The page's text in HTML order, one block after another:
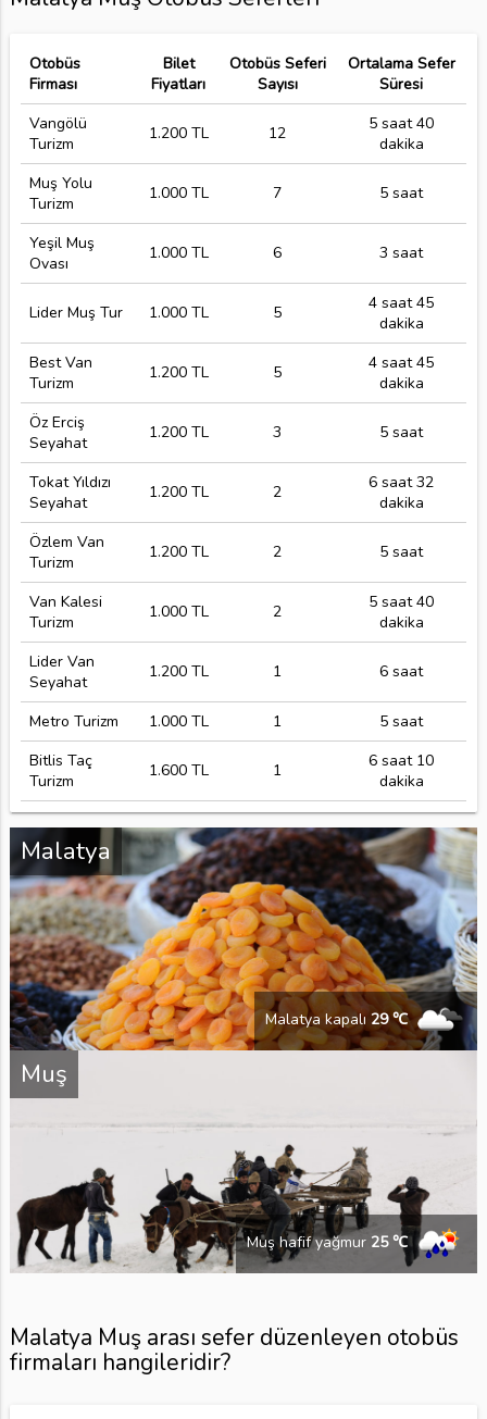
Otobüs
Firması
Bilet
Fiyatları
Otobüs Seferi
Sayısı
Ortalama Sefer
Süresi
Vangölü
Turizm
1.200 TL 12
5 saat 40
dakika
Muş Yolu
Turizm
1.000 TL 7 5 saat
Yeşil Muş
Ovası
1.000 TL 6 3 saat
Lider Muş Tur 1.000 TL 5
4 saat 45
dakika
Best Van
Turizm
1.200 TL 5
4 saat 45
dakika
Öz Erciş
Seyahat
1.200 TL 3 5 saat
Tokat Yıldızı
Seyahat
1.200 TL 2
6 saat 32
dakika
Özlem Van
Turizm
1.200 TL 2 5 saat
Van Kalesi
Turizm
1.000 TL 2
5 saat 40
dakika
Lider Van
Seyahat
1.200 TL 1 6 saat
Metro Turizm 1.000 TL 1
5 saat
Bitlis Taç
Turizm
1.600 TL 1
6 saat 10
dakika
Malatya
Malatya kapalı 29 ℃
Muş
Muş hafif yağmur 25 ℃
Malatya Muş arası sefer düzenleyen otobüs
firmaları hangileridir?